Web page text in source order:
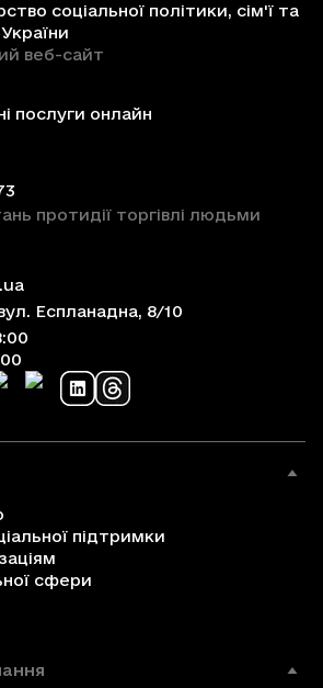
соціальної політики, сім'ї та
веб-сайт
послуги онлайн
протидії торгівлі людьми
Еспланадна, 8/10
підтримки
сфери